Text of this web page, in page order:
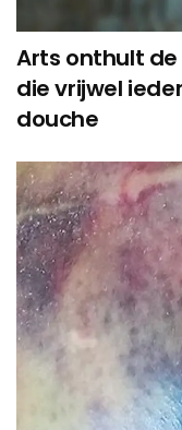
Arts onthult
die vrijwel
douche